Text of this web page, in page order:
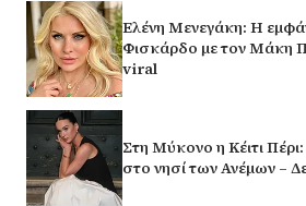
Ελένη Μενεγάκη: Η
Φισκάρδο με τον Μάκη
viral
Στη Μύκονο η Κέιτι
στο νησί των Ανέμων –